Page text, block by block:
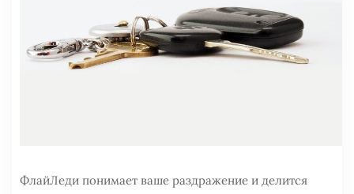
ФлайЛеди понимает ваше раздражение и делится